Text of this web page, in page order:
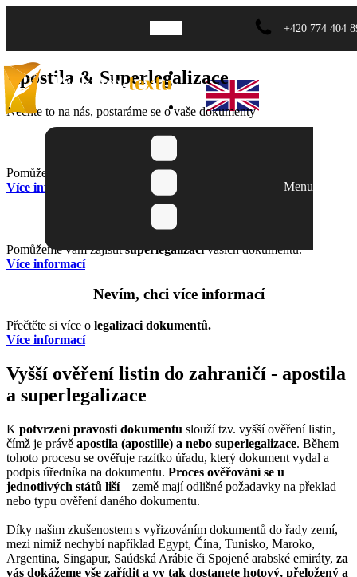
O nás
+420 774 404
Menu
Apostila & Superlegalizace
Nechte to na nás, postaráme se o vaše dokumenty
Chci apostilu
Pomůžeme vám opatřit vaše dokumenty
Více informací
Pomůžeme vám zajistitsuperlegalizacivašich dokumentů.
Více informací
Nevím, chci více informací
Přečtěte si více o legalizaci dokumentů.
Více informací
Vyšší ověření listin do zahraničí - apostila
a superlegalizace
K potvrzení pravosti dokumentu slouží tzv. vyšší ověření listin,
čímž je právě apostila (apostille) a nebo superlegalizace. Během
tohoto procesu se ověřuje razítko úřadu, který dokument vydal a
podpis úředníka na dokumentu. Proces ověřování se u
jednotlivých států liší– země mají odlišné požadavky na překlad
nebo typu ověření daného dokumentu.
Díky našim zkušenostem s vyřizováním dokumentů do řady zemí,
mezi nimiž nechybí například Egypt, Čína, Tunisko, Maroko,
Argentina, Singapur, Saúdská Arábie či Spojené arabské emiráty, za
vás dokážeme vše zařídit a vy tak dostanete hotový, přeložený a